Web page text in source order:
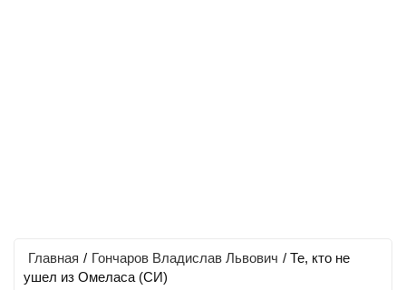
Главная / Гончаров Владислав Львович / Те, кто не
ушел из Омеласа (СИ)